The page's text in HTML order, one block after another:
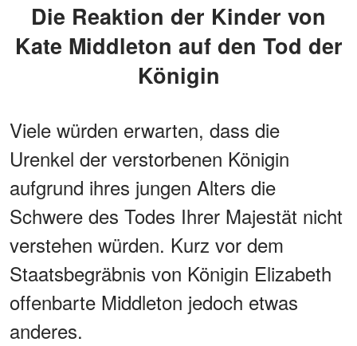
Die Reaktion der Kinder von
Kate Middleton auf den Tod der
Königin
Viele würden erwarten, dass die
Urenkel der verstorbenen Königin
aufgrund ihres jungen Alters die
Schwere des Todes Ihrer Majestät nicht
verstehen würden. Kurz vor dem
Staatsbegräbnis von Königin Elizabeth
offenbarte Middleton jedoch etwas
anderes.